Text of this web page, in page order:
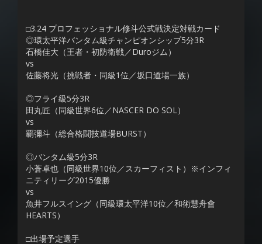
□3.24 プロフェッショナル修斗公式戦決定対戦カード
◎環太平洋バンタム級チャンピオンシップ5分3R
石橋佳大（王者・初防衛戦／Duroジム）
vs
佐藤将光（挑戦者・同級1位／坂口道場一族）
◎フライ級5分3R
田丸匠（同級世界6位／NASCER DO SOL）
vs
覇彌斗（総合格闘技道場BURST）
◎バンタム級5分3R
小蒼卓也（同級世界10位／スカーフィスト）※インフィ
ニティリーグ2015優勝
vs
魚井フルスイング（同級環太平洋10位／和術慧舟會
HEARTS）
□出場予定選手